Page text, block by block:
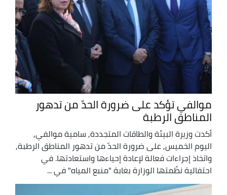
موالفي تؤكد على ضرورة الحدّ من تدهور
المناطق الرطبة
أكدت وزيرة البيئة والطاقات المتجددة, سامية موالفي,
اليوم الخميس, على ضرورة الحدّ من تدهور المناطق الرطبة,
واتخاذ إجراءات فعالة لإعادة إحياءها واستعادتها. في
احتفالية نظّمتها الوزارة بغابة "منبع المياه" في ...